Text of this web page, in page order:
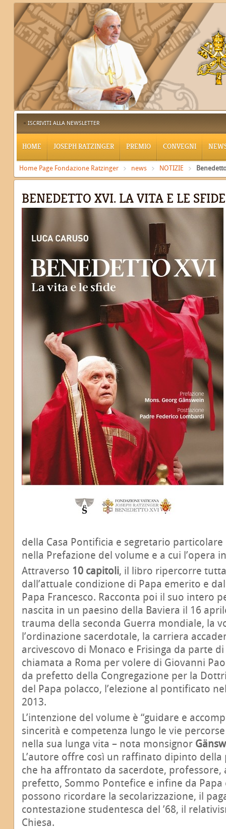
ISCRIVITI ALLA NEWSLETTER
HOME JOSEPH RATZINGER PREMIO CONVEGNI
Home Page Fondazione Ratzinger news NOTIZIE
BENEDETTO XVI. LA VITA E LE SFIDE
della Casa Pontificia e segretario
nella Prefazione del volume e a cui l’opera
Attraverso 10 capitoli, il libro ripercorre
dall’attuale condizione di Papa emerito e
Papa Francesco. Racconta poi il suo intero
nascita in un paesino della Baviera il 16
trauma della seconda Guerra mondiale, la
l’ordinazione sacerdotale, la carriera
arcivescovo di Monaco e Frisinga da parte
chiamata a Roma per volere di Giovanni
da prefetto della Congregazione per la
del Papa polacco, l’elezione al pontificato
2013.
L’intenzione del volume è “guidare e
sincerità e competenza lungo le vie
nella sua lunga vita – nota monsignor
L’autore offre così un raffinato dipinto della
che ha affrontato da sacerdote, professore,
prefetto, Sommo Pontefice e infine da Papa
possono ricordare la secolarizzazione, il
con­testazione studentesca del ’68, il
Chiesa.